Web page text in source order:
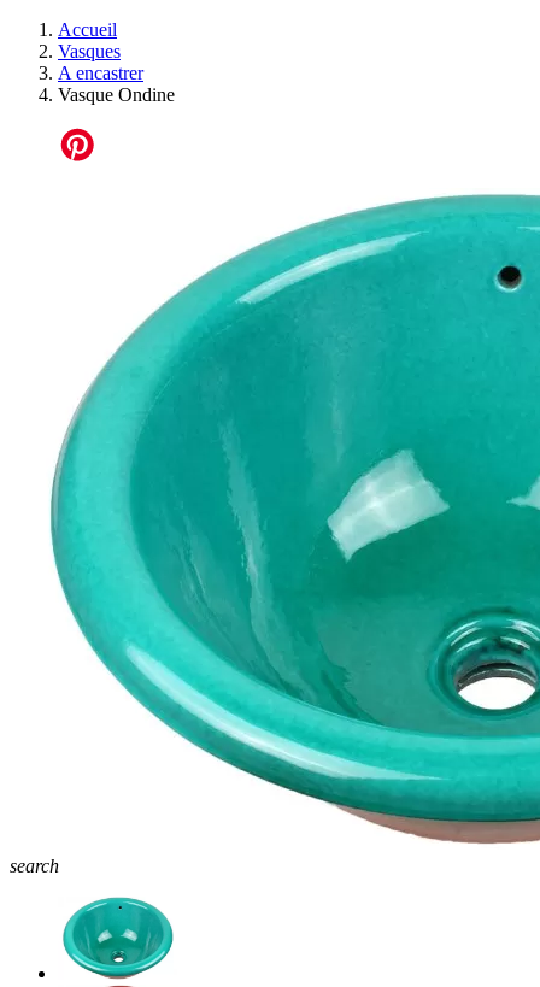
Accueil
Vasques
A encastrer
Vasque Ondine
search